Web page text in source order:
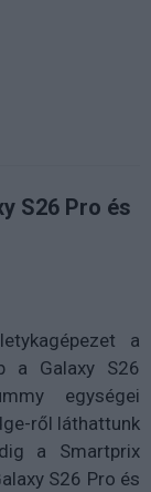
S26 Pro és
a
a Galaxy S26
egységei
ről láthattunk
a Smartprix
S26 Pro és